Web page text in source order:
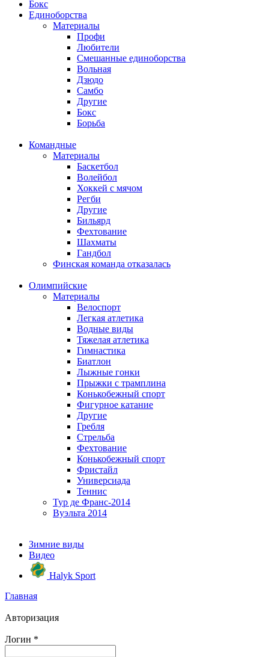
Бокс
Единоборства
Материалы
Профи
Любители
Смешанные единоборства
Вольная
Дзюдо
Самбо
Другие
Бокс
Борьба
Командные
Материалы
Баскетбол
Волейбол
Хоккей с мячом
Регби
Другие
Бильярд
Фехтование
Шахматы
Гандбол
Финская команда отказалась
Олимпийские
Материалы
Велоспорт
Легкая атлетика
Водные виды
Тяжелая атлетика
Гимнастика
Биатлон
Лыжные гонки
Прыжки с трамплина
Конькобежный спорт
Фигурное катание
Другие
Гребля
Стрельба
Фехтование
Конькобежный спорт
Фристайл
Универсиада
Теннис
Тур де Франс-2014
Вуэльта 2014
Зимние виды
Видео
Halyk Sport
Главная
Авторизация
Логин *